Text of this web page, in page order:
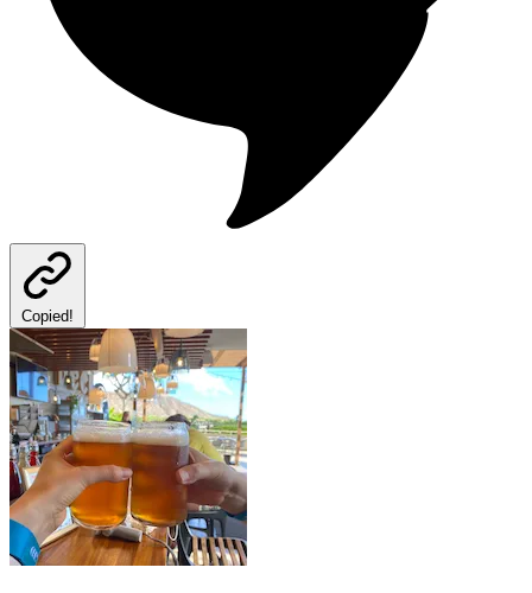
Copied!